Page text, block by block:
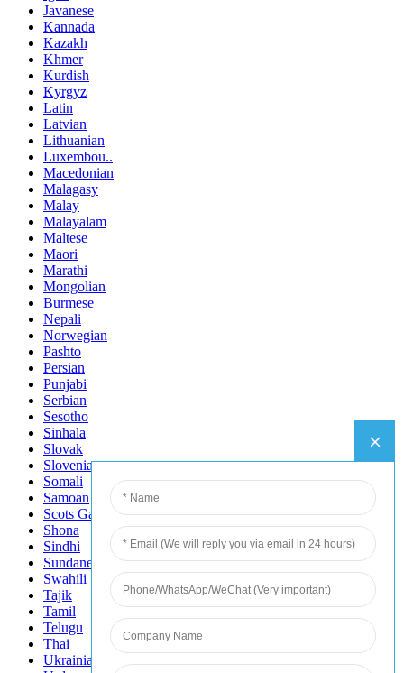
Javanese
Kannada
Kazakh
Khmer
Kurdish
Kyrgyz
Latin
Latvian
Lithuanian
Luxembou..
Macedonian
Malagasy
Malay
Malayalam
Maltese
Maori
Marathi
Mongolian
Burmese
Nepali
Norwegian
Pashto
Persian
Punjabi
Serbian
Sesotho
Sinhala
Slovak
Slovenian
Somali
Samoan
Scots Gaelic
Shona
Sindhi
Sundanese
Swahili
Tajik
Tamil
Telugu
Thai
Ukrainian